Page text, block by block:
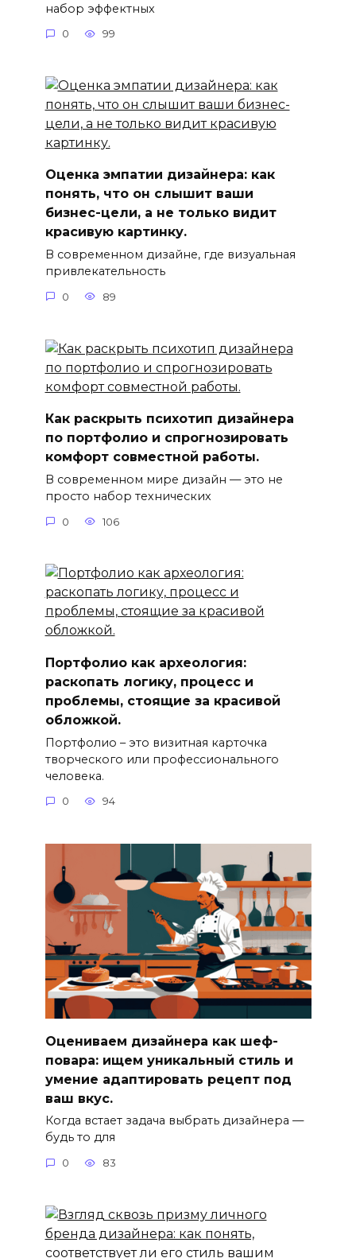
набор эффектных
0 99
Оценка эмпатии дизайнера: как
понять, что он слышит ваши
бизнес-цели, а не только видит
красивую картинку.
В современном дизайне, где визуальная
привлекательность
0 89
Как раскрыть психотип дизайнера
по портфолио и спрогнозировать
комфорт совместной работы.
В современном мире дизайн — это не
просто набор технических
0 106
Портфолио как археология:
раскопать логику, процесс и
проблемы, стоящие за красивой
обложкой.
Портфолио – это визитная карточка
творческого или профессионального
человека.
0 94
Оцениваем дизайнера как шеф-
повара: ищем уникальный стиль и
умение адаптировать рецепт под
ваш вкус.
Когда встает задача выбрать дизайнера —
будь то для
0 83